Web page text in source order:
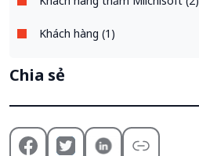
Khách hàng (1)
Chia sẻ